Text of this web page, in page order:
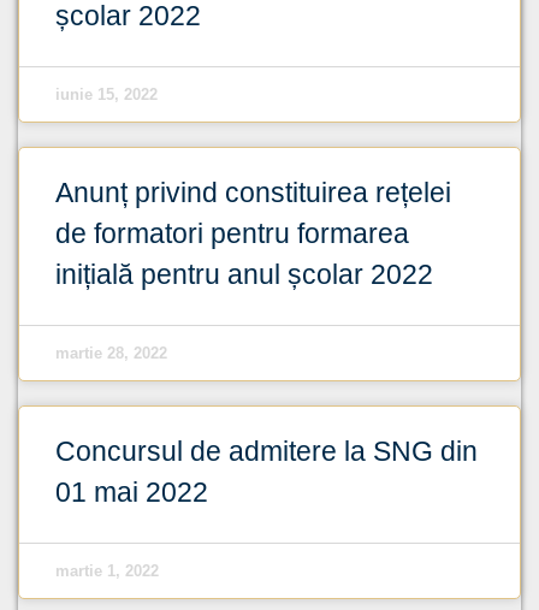
școlar 2022
iunie 15, 2022
Anunț privind constituirea rețelei
de formatori pentru formarea
inițială pentru anul școlar 2022
martie 28, 2022
Concursul de admitere la SNG din
01 mai 2022
martie 1, 2022